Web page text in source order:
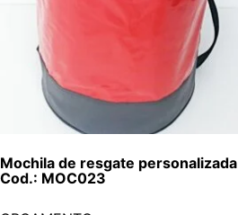
Mochila de resgate personalizada
Cod.: MOC023